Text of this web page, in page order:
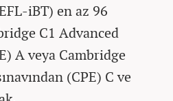
iBT) en az 96
C1 Advanced
A veya Cambridge
(CPE) C ve